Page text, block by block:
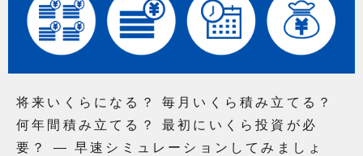
将来いくらになる？ 毎月いくら積み立てる？
何年間積み立てる？ 最初にいくら投資が必
要？ ― 早速シミュレーションしてみましょ